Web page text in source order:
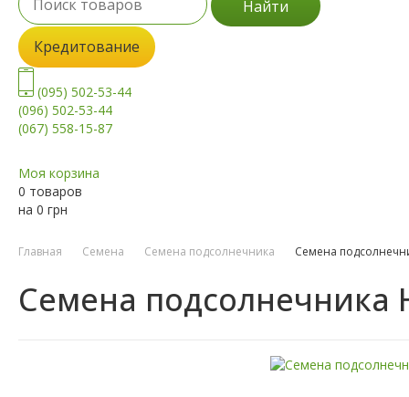
Найти
Кредитование
(095) 502-53-44
(096) 502-53-44
(067) 558-15-87
Моя корзина
0 товаров
на 0 грн
Главная Семена Семена подсолнечника Семена
Семена подсолнечника